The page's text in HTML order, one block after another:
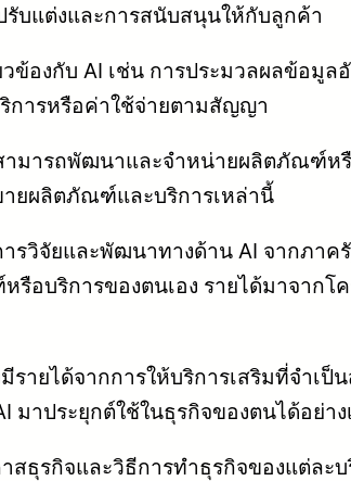
บแต่งและการสนับสนุนให้กับลูกค้า
ข้องกับ AI เช่น การประมวลผลข้อมู
การหรือค่าใช้จ่ายตามสัญญา
ามารถพัฒนาและจำหน่ายผลิตภัณฑ์ห
ยผลิตภัณฑ์และบริการเหล่านี้
ารวิจัยและพัฒนาทางด้าน AI จากภา
บริการของตนเอง รายได้มาจากโ
รายได้จากการให้บริการเสริมที่จำเ
าประยุกต์ใช้ในธุรกิจของตนได้อย่า
สธุรกิจและวิธีการทำธุรกิจของแต่ล